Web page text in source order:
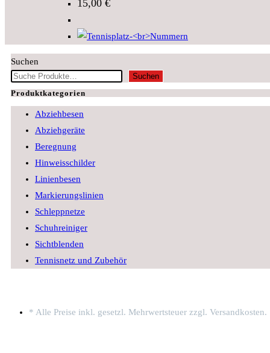
15,00 €
Suchen
Suchen
Produktkategorien
Abziehbesen
Abziehgeräte
Beregnung
Hinweisschilder
Linienbesen
Markierungslinien
Schleppnetze
Schuhreiniger
Sichtblenden
Tennisnetz und Zubehör
* Alle Preise inkl. gesetzl. Mehrwertsteuer zzgl. Versandkosten.